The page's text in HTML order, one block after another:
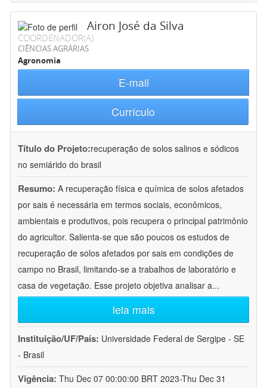
Airon José da Silva
COORDENADOR(A)
CIÊNCIAS AGRÁRIAS
Agronomia
E-mail
Currículo
Título do Projeto:recuperação de solos salinos e sódicos
no semiárido do brasil
Resumo: A recuperação física e química de solos afetados
por sais é necessária em termos sociais, econômicos,
ambientais e produtivos, pois recupera o principal patrimônio
do agricultor. Salienta-se que são poucos os estudos de
recuperação de solos afetados por sais em condições de
campo no Brasil, limitando-se a trabalhos de laboratório e
casa de vegetação. Esse projeto objetiva analisar a...
leia mais
Instituição/UF/País: Universidade Federal de Sergipe - SE
- Brasil
Vigência: Thu Dec 07 00:00:00 BRT 2023-Thu Dec 31